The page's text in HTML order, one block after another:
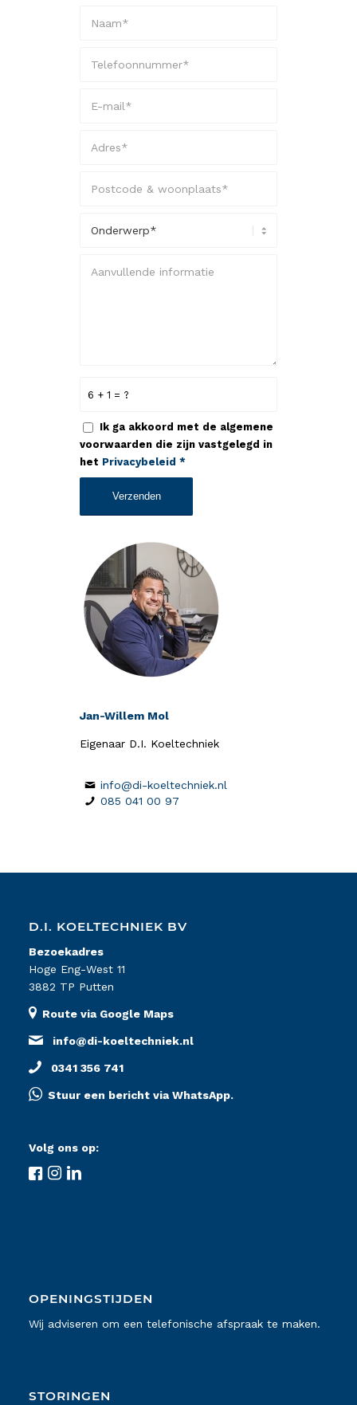
6 + 1 = ?
Ik ga akkoord met de algemene
voorwaarden die zijn vastgelegd in
het Privacybeleid *
Jan-Willem Mol
Eigenaar D.I. Koeltechniek
info@di-koeltechniek.nl
085 041 00 97
D.I. KOELTECHNIEK BV
Bezoekadres
Hoge Eng-West 11
3882 TP Putten
Route via Google Maps
info@di-koeltechniek.nl
0341 356 741
Stuur een bericht via WhatsApp.
Volg ons op:
OPENINGSTIJDEN
Wij adviseren om een telefonische afspraak te maken.
STORINGEN